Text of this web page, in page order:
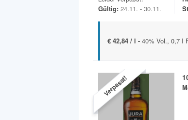
Gültig: 24.11. - 30.11.
€ 42,84 / l - 40% Vol., 0,7 I
Verpasst!